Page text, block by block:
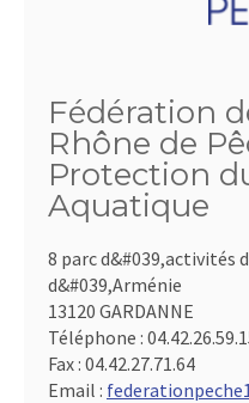
Fédération
Rhône de
Protection
Aquatique
8 parc d&#039,activités
d&#039,Arménie
13120 GARDANNE
Téléphone :
Fax : 04.42.27.71.64
Email :